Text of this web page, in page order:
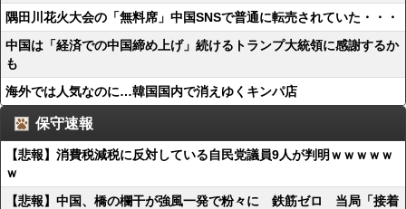
隅田川花火大会の「無料席」中国SNSで普通に転売されていた・・・
中国は「経済での中国締め上げ」続けるトランプ大統領に感謝するか
も
海外では人気なのに…韓国国内で消えゆくキンパ店
保守速報
【悲報】消費税減税に反対している自民党議員9人が判明ｗｗｗｗｗ
ｗ
【悲報】中国、橋の欄干が強風一発で粉々に 鉄筋ゼロ 当局「接着